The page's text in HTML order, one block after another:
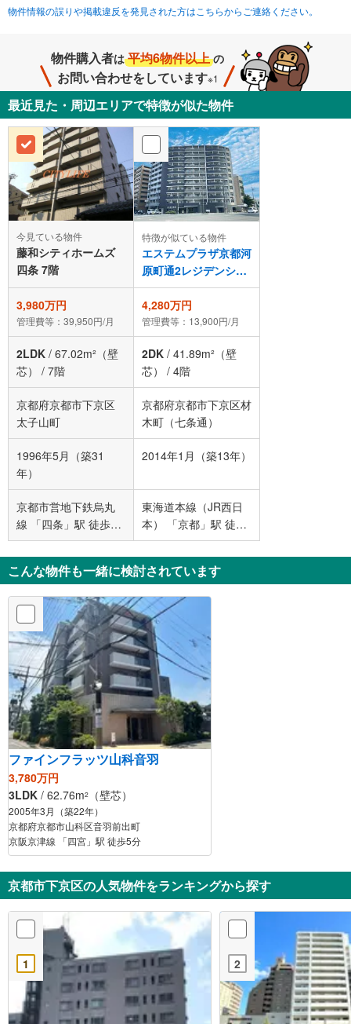
物件情報の誤りや掲載違反を発見された方はこちらからご連絡ください。
物件購入者は 平均6物件以上 の
お問い合わせをしています※1
最近見た・周辺エリアで特徴が似た物件
今見ている物件
藤和シティホームズ
四条 7階
特徴が似ている物件
エステムプラザ京都河
原町通2レジデンシャ
ル
3,980万円
管理費等：39,950円/月
4,280万円
管理費等：13,900円/月
2LDK / 67.02m²（壁
芯）
/ 7階
2DK / 41.89m²（壁
芯）
/ 4階
京都府京都市下京区
太子山町
京都府京都市下京区材
木町（七条通）
1996年5月（築31
年）
2014年1月（築13年）
京都市営地下鉄烏丸
線 「四条」駅 徒歩7
分
東海道本線（JR西日
本） 「京都」駅 徒歩
9分
こんな物件も一緒に検討されています
ファインフラッツ山科音羽
3,780万円
3LDK / 62.76m2 （壁芯）
2005年3月（築22年）
京都府京都市山科区音羽前出町
京阪京津線 「四宮」駅 徒歩5分
京都市下京区の人気物件をランキングから探す
1 2